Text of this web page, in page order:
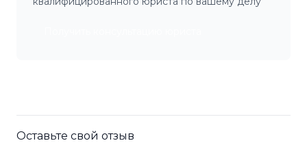
Оставьте свой отзыв